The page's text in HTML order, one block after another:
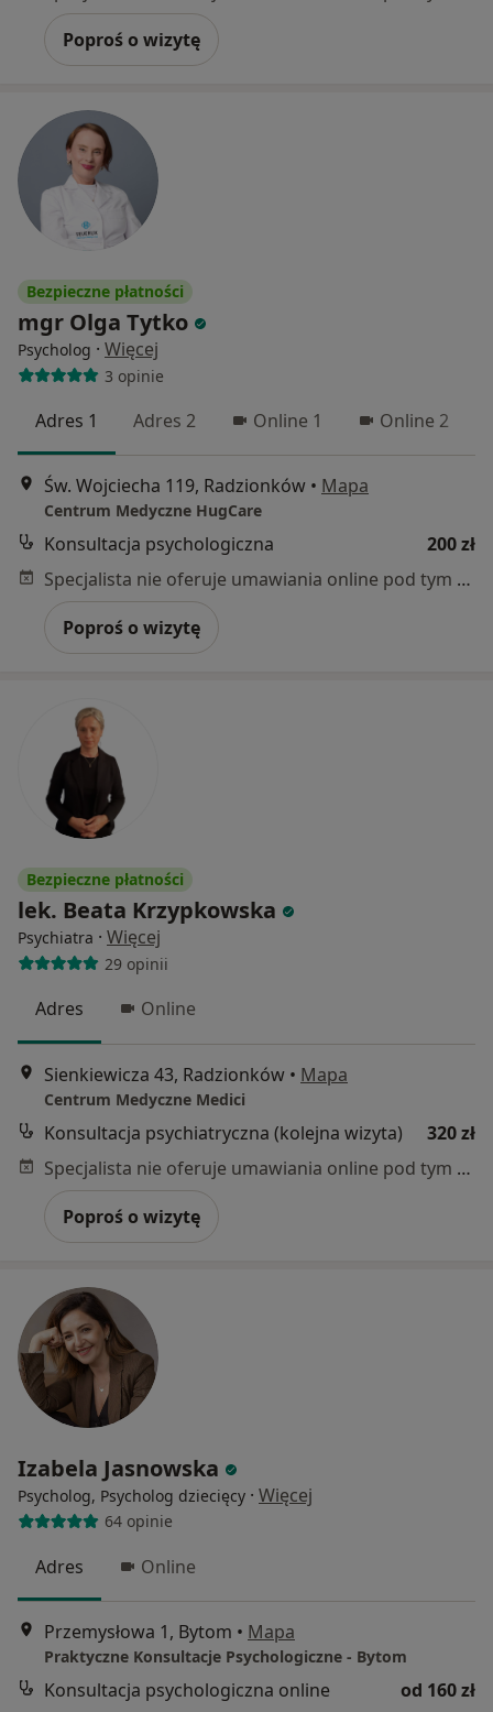
Poproś o wizytę
Bezpieczne płatności
mgr Olga Tytko
Psycholog · Więcej
3 opinie
Adres 1 Adres 2 Online 1 Online 2
Św. Wojciecha 119, Radzionków • Mapa
Centrum Medyczne HugCare
Konsultacja psychologiczna
200 zł
Specjalista nie oferuje umawiania online pod tym adresem.
Poproś o wizytę
Bezpieczne płatności
lek. Beata Krzypkowska
Psychiatra · Więcej
29 opinii
Adres Online
Sienkiewicza 43, Radzionków • Mapa
Centrum Medyczne Medici
Konsultacja psychiatryczna (kolejna wizyta)
320 zł
Specjalista nie oferuje umawiania online pod tym adresem.
Poproś o wizytę
Izabela Jasnowska
Psycholog, Psycholog dziecięcy · Więcej
64 opinie
Adres Online
Przemysłowa 1, Bytom • Mapa
Praktyczne Konsultacje Psychologiczne - Bytom
Konsultacja psychologiczna online
od 160 zł